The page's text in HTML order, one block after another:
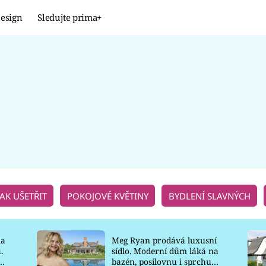
Sledujte prima+
UŠETŘIT POKOJOVÉ KVĚTINY BYDLENÍ SLAVNÝCH
Meg Ryan prodává luxusní
sídlo. Moderní dům láká na
bazén, posilovnu i sprchu